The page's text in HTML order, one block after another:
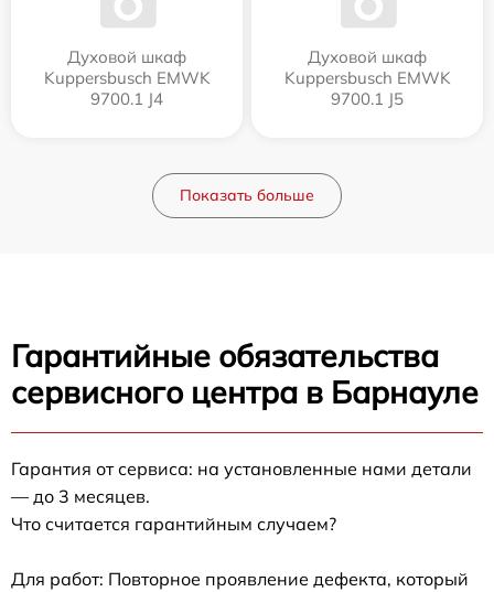
Духовой шкаф
Kuppersbusch EMWK
9700.1 J4
Духовой шкаф
Kuppersbusch EMWK
9700.1 J5
Показать больше
Гарантийные обязательства
сервисного центра в Барнауле
Гарантия от сервиса: на установленные нами детали
— до 3 месяцев.
Что считается гарантийным случаем?
Для работ: Повторное проявление дефекта, который